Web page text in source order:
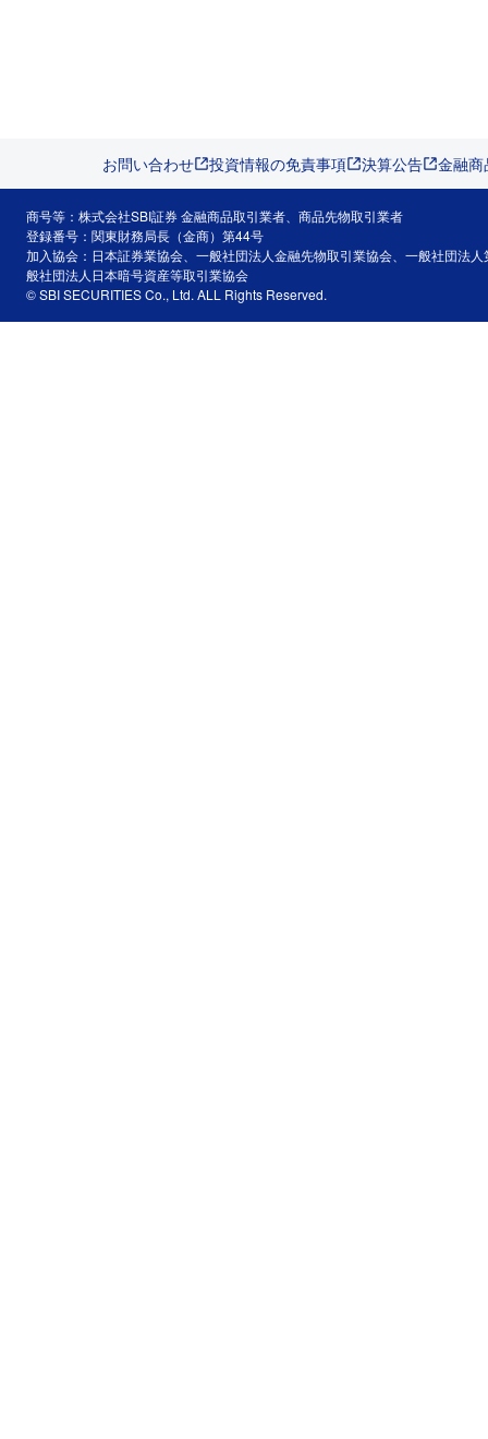
お問い合わせ 投資情報の免責事項 決算公告 金融
商号等：株式会社SBI証券 金融商品取引業者、商品先物取引業者
登録番号：関東財務局長（金商）第44号
加入協会：日本証券業協会、一般社団法人金融先物取引業協会、一般社団法
般社団法人日本暗号資産等取引業協会
© SBI SECURITIES Co., Ltd. ALL Rights Reserved.